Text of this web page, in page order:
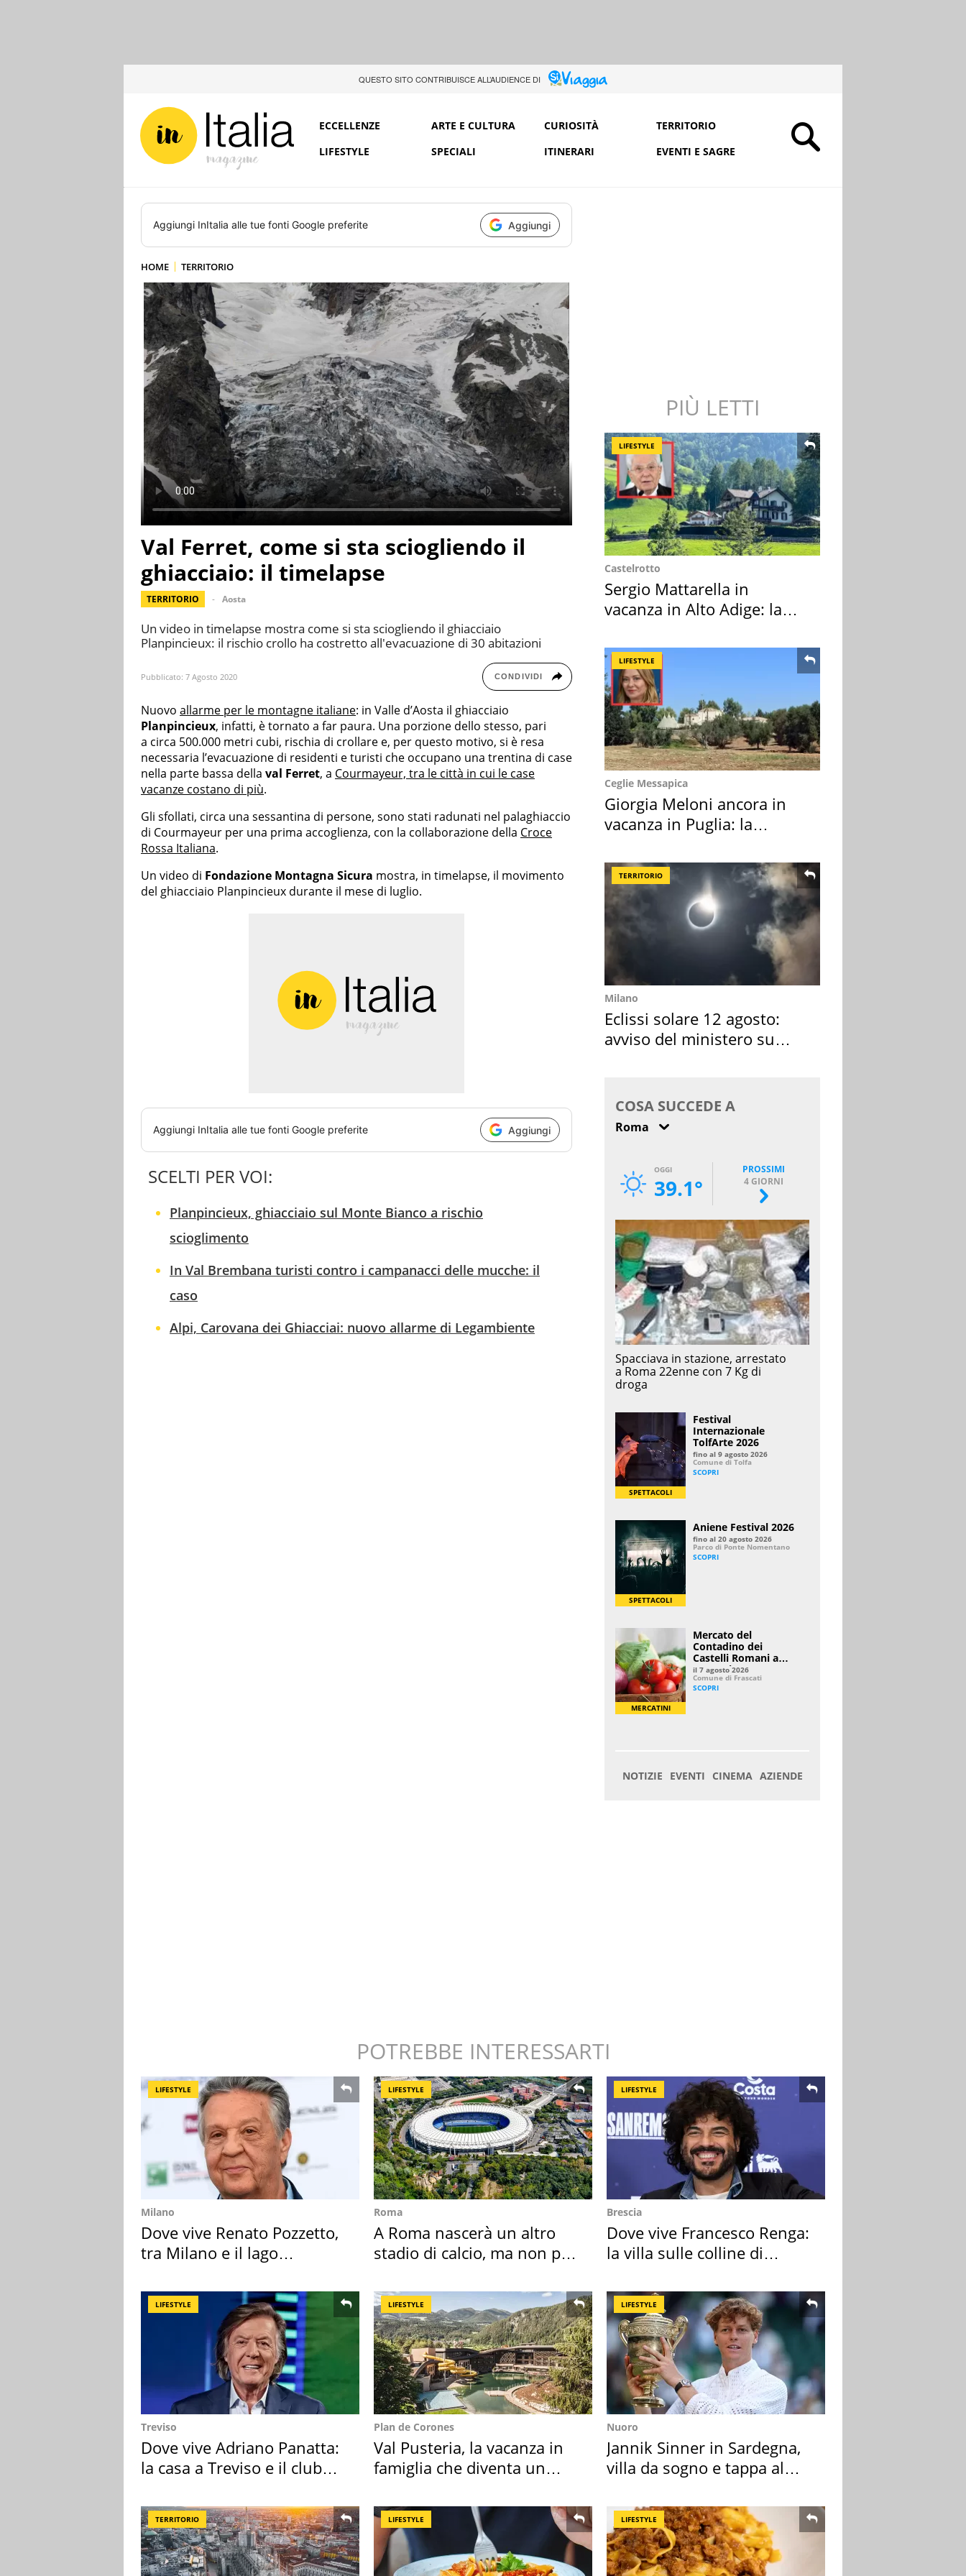
QUESTO SITO CONTRIBUISCE ALL’AUDIENCE DI
ECCELLENZE ARTE E CULTURA CURIOSITÀ
TERRITORIO
LIFESTYLE
SPECIALI ITINERARI EVENTI E SAGRE
Aggiungi InItalia alle tue fonti Google preferite Aggiungi
HOME TERRITORIO
Val Ferret, come si sta sciogliendo il
ghiacciaio: il timelapse
TERRITORIO Aosta
Un video in timelapse mostra come si sta sciogliendo il ghiacciaio
Planpincieux: il rischio crollo ha costretto all'evacuazione di 30 abitazioni
Pubblicato: 7 Agosto 2020 CONDIVIDI
Nuovo allarme per le montagne italiane: in Valle d’Aosta il ghiacciaio
Planpincieux, infatti, è tornato a far paura. Una porzione dello stesso, pari
a circa 500.000 metri cubi, rischia di crollare e, per questo motivo, si è resa
necessaria l’evacuazione di residenti e turisti che occupano una trentina di case
nella parte bassa della val Ferret, a Courmayeur, tra le città in cui le case
vacanze costano di più.
Gli sfollati, circa una sessantina di persone, sono stati radunati nel palaghiaccio
di Courmayeur per una prima accoglienza, con la collaborazione della Croce
Rossa Italiana.
Un video di Fondazione Montagna Sicura mostra, in timelapse, il movimento
del ghiacciaio Planpincieux durante il mese di luglio.
Aggiungi InItalia alle tue fonti Google preferite Aggiungi
SCELTI PER VOI:
Planpincieux, ghiacciaio sul Monte Bianco a rischio
scioglimento
In Val Brembana turisti contro i campanacci delle mucche: il
caso
Alpi, Carovana dei Ghiacciai: nuovo allarme di Legambiente
PIÙ LETTI
LIFESTYLE
Castelrotto
Sergio Mattarella in
vacanza in Alto Adige: la
LIFESTYLE
Ceglie Messapica
Giorgia Meloni ancora in
vacanza in Puglia: la
TERRITORIO
Milano
Eclissi solare 12 agosto:
avviso del ministero su
POTREBBE INTERESSARTI
LIFESTYLE
Milano
Dove vive Renato Pozzetto,
tra Milano e il lago
LIFESTYLE
Roma
A Roma nascerà un altro
stadio di calcio, ma non per
LIFESTYLE
Brescia
Dove vive Francesco Renga:
la villa sulle colline di
LIFESTYLE
Treviso
Dove vive Adriano Panatta:
la casa a Treviso e il club
LIFESTYLE
Plan de Corones
Val Pusteria, la vacanza in
famiglia che diventa un
LIFESTYLE
Nuoro
Jannik Sinner in Sardegna,
villa da sogno e tappa al
TERRITORIO LIFESTYLE LIFESTYLE